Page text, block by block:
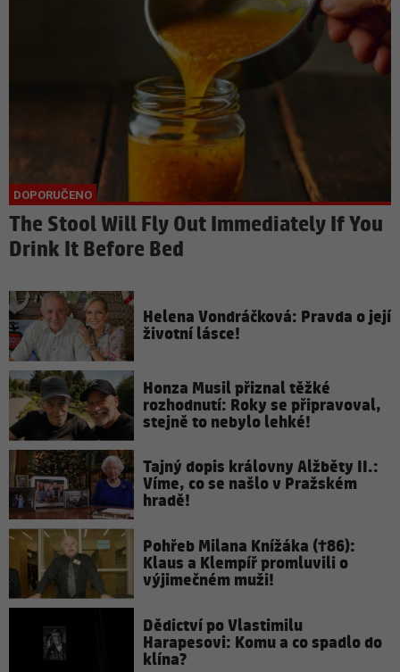
The Stool Will Fly Out Immediately If You
Drink It Before Bed
Helena Vondráčková: Pravda o její
životní lásce!
Honza Musil přiznal těžké
rozhodnutí: Roky se připravoval,
stejně to nebylo lehké!
Tajný dopis královny Alžběty II.:
Víme, co se našlo v Pražském
hradě!
Pohřeb Milana Knížáka (†86):
Klaus a Klempíř promluvili o
výjimečném muži!
Dědictví po Vlastimilu
Harapesovi: Komu a co spadlo do
klína?